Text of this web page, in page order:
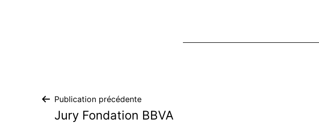
Navigation
Publication précédente
Jury Fondation BBVA